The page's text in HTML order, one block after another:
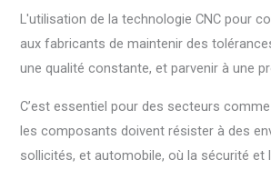
L'utilisation de la technologie CNC pour
aux fabricants de maintenir des
une qualité constante, et parvenir à une
C’est essentiel pour des secteurs
les composants doivent résister à des
sollicités, et automobile, où la sécurité et